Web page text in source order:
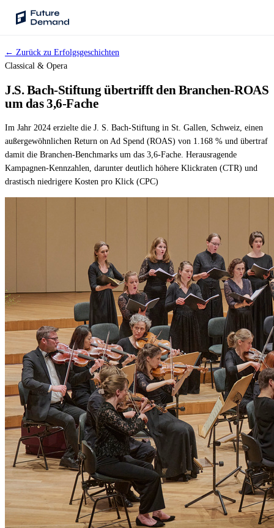
PLATTFORM
✦
Audience Intelligence
Taste-Cluster-Technologie
Lookout
Nachfrageprognose
Wave
Social Media Kampagnen
Frag deine Daten
Produktempfehlungs-API
PRODUKTE
Live
Für Veranstalter & Kultureinrichtungen
Prisma
Für Marketing-Teams & Agenturen
Produkt finden
Produkte & Preise vergleichen
USE CASES
Agenturen
Hotels & Regionen
← Zurück zu Erfolgsgeschichten
Classical & Opera
J.S. Bach-Stiftung übertrifft den Branchen-ROAS
um das 3,6-Fache
Im Jahr 2024 erzielte die J. S. Bach-Stiftung in St. Gallen, Schweiz, einen
außergewöhnlichen Return on Ad Spend (ROAS) von 1.168 % und übertraf
damit die Branchen-Benchmarks um das 3,6-Fache. Herausragende
Kampagnen-Kennzahlen, darunter deutlich höhere Klickraten (CTR) und
drastisch niedrigere Kosten pro Klick (CPC)